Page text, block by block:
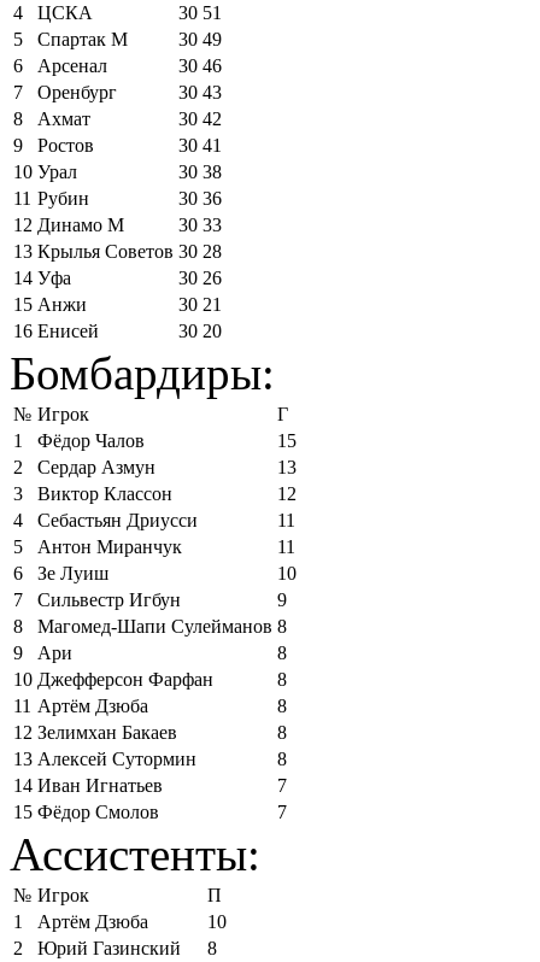
4
ЦСКА 30 51
5
Спартак М 30 49
6
Арсенал 30 46
7
Оренбург 30 43
8
Ахмат 30 42
9
Ростов 30 41
10 Урал 30 38
11 Рубин 30 36
12 Динамо М 30 33
13 Крылья Советов 30 28
14 Уфа 30 26
15 Анжи 30 21
16 Енисей 30 20
Бомбардиры:
№ Игрок
Г
1
Фёдор Чалов
15
2
Сердар Азмун
13
3
Виктор Классон
12
4
Себастьян Дриусси
11
5
Антон Миранчук
11
6
Зе Луиш
10
7
Сильвестр Игбун
9
8
Магомед-Шапи Сулейманов 8
9
Ари
8
10 Джефферсон Фарфан
8
11 Артём Дзюба
8
12 Зелимхан Бакаев
8
13 Алексей Сутормин
8
14 Иван Игнатьев
7
15 Фёдор Смолов 7
Ассистенты:
№ Игрок
П
1
Артём Дзюба
10
2
Юрий Газинский
8